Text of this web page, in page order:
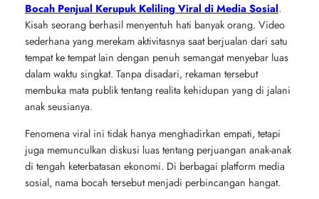
Bocah Penjual Kerupuk Keliling Viral di Media Sosial.
Kisah seorang berhasil menyentuh hati banyak orang. Video
sederhana yang merekam aktivitasnya saat berjualan dari satu
tempat ke tempat lain dengan penuh semangat menyebar luas
dalam waktu singkat. Tanpa disadari, rekaman tersebut
membuka mata publik tentang realita kehidupan yang di jalani
anak seusianya.
Fenomena viral ini tidak hanya menghadirkan empati, tetapi
juga memunculkan diskusi luas tentang perjuangan anak-anak
di tengah keterbatasan ekonomi. Di berbagai platform media
sosial, nama bocah tersebut menjadi perbincangan hangat.